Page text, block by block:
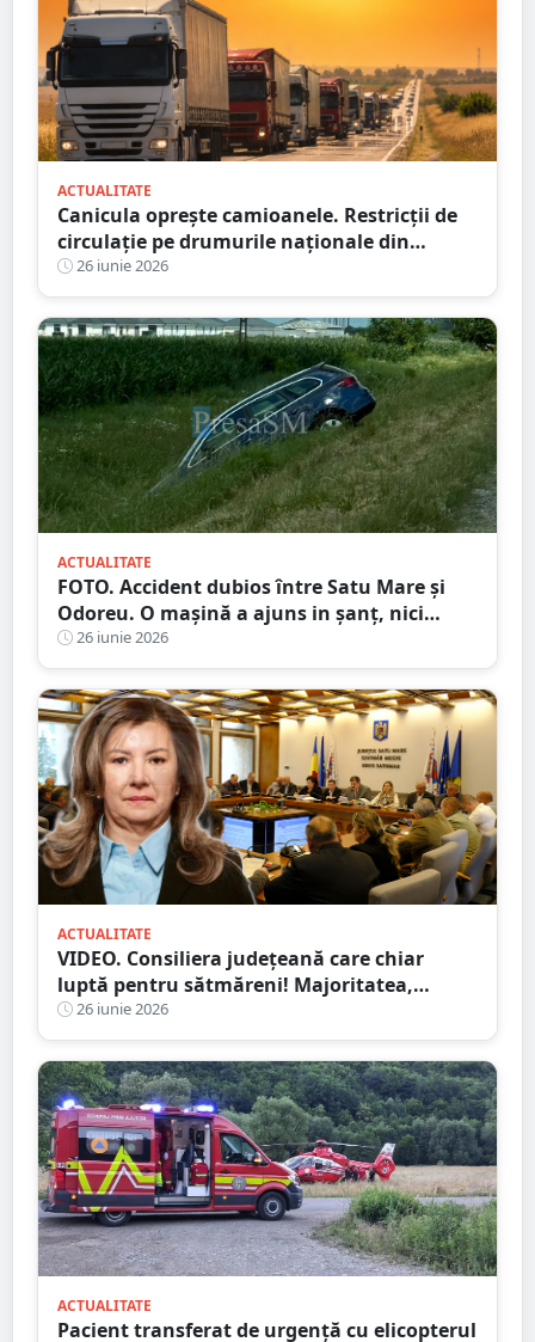
ACTUALITATE
Canicula oprește camioanele. Restricții de
circulație pe drumurile naționale din
județul Satu Mare
26 iunie 2026
ACTUALITATE
FOTO. Accident dubios între Satu Mare și
Odoreu. O mașină a ajuns in șanț, nici
urmă de sofer
26 iunie 2026
ACTUALITATE
VIDEO. Consiliera județeană care chiar
luptă pentru sătmăreni! Majoritatea,
”acontată” să doarmă-n scaun
26 iunie 2026
ACTUALITATE
Pacient transferat de urgență cu elicopterul